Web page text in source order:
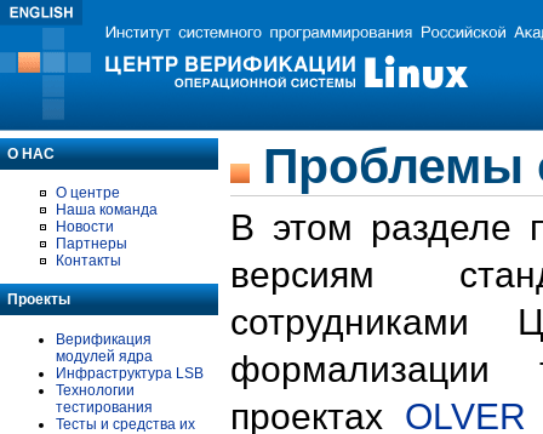
О НАС
О центре
Наша команда
Новости
Партнеры
Контакты
Проекты
Верификация
модулей ядра
Инфраструктура LSB
Технологии
тестирования
Тесты и средства их
Проблемы
В этом разделе
версиям
формализации
проектах OLVER